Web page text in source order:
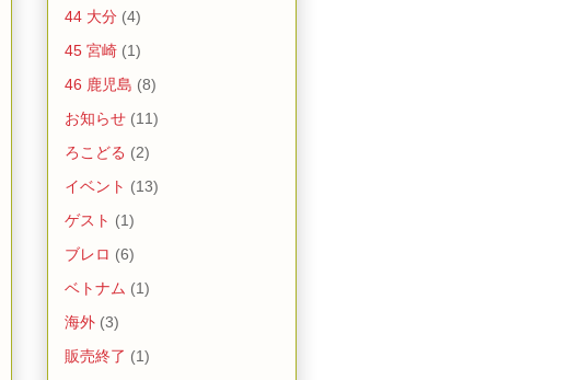
44 大分 (4)
45 宮崎 (1)
46 鹿児島 (8)
お知らせ (11)
ろこどる (2)
イベント (13)
ゲスト (1)
ブレロ (6)
ベトナム (1)
海外 (3)
販売終了 (1)